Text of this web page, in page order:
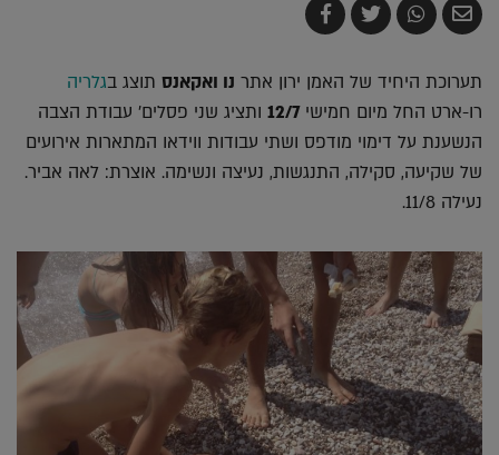
שלח
בדואר
שתף
ב-
צייץ
ב-
שתף
ב-
תערוכת היחיד של האמן ירון אתר נו ואקאנס תוצג בגלריה
רו-ארט החל מיום חמישי12/7 ותציג שני פסלים' עבודת הצבה
הנשענת על דימוי מודפס ושתי עבודות ווידאו המתארות אירועים
של שקיעה, סקילה, התנגשות, נעיצה ונשימה. אוצרת: לאה אביר.
נעילה 11/8.